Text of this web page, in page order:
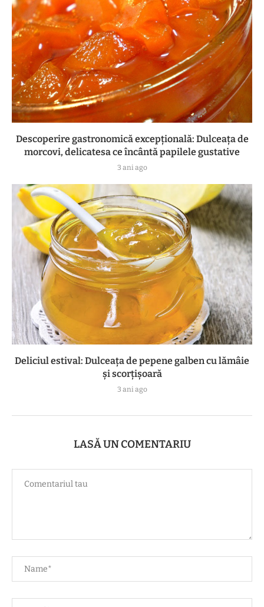
Descoperire gastronomică excepțională: Dulceața de
morcovi, delicatesa ce încântă papilele gustative
3 ani ago
Deliciul estival: Dulceața de pepene galben cu lămâie
și scorțișoară
3 ani ago
LASĂ UN COMENTARIU